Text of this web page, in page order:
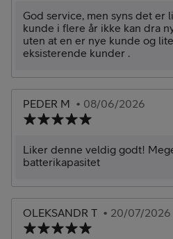
God service, men syns det er
kunde i flere år ikke kan dra
uten at en er nye kunde og
eksisterende kunder .
PEDER M • 08/06/2026
Liker denne veldig godt!
batterikapasitet
OLEKSANDR T • 20/07/2026